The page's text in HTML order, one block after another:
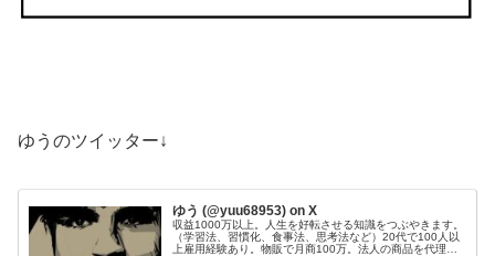
ゆうのツイッター↓
ゆう (@yuu68953) on X
収益1000万以上。人生を好転させる知識をつぶやきます。
（学習法、習慣化、食事法、思考法など）20代で100人以
上雇用経験あり。物販で月商100万。法人の商品を代理販